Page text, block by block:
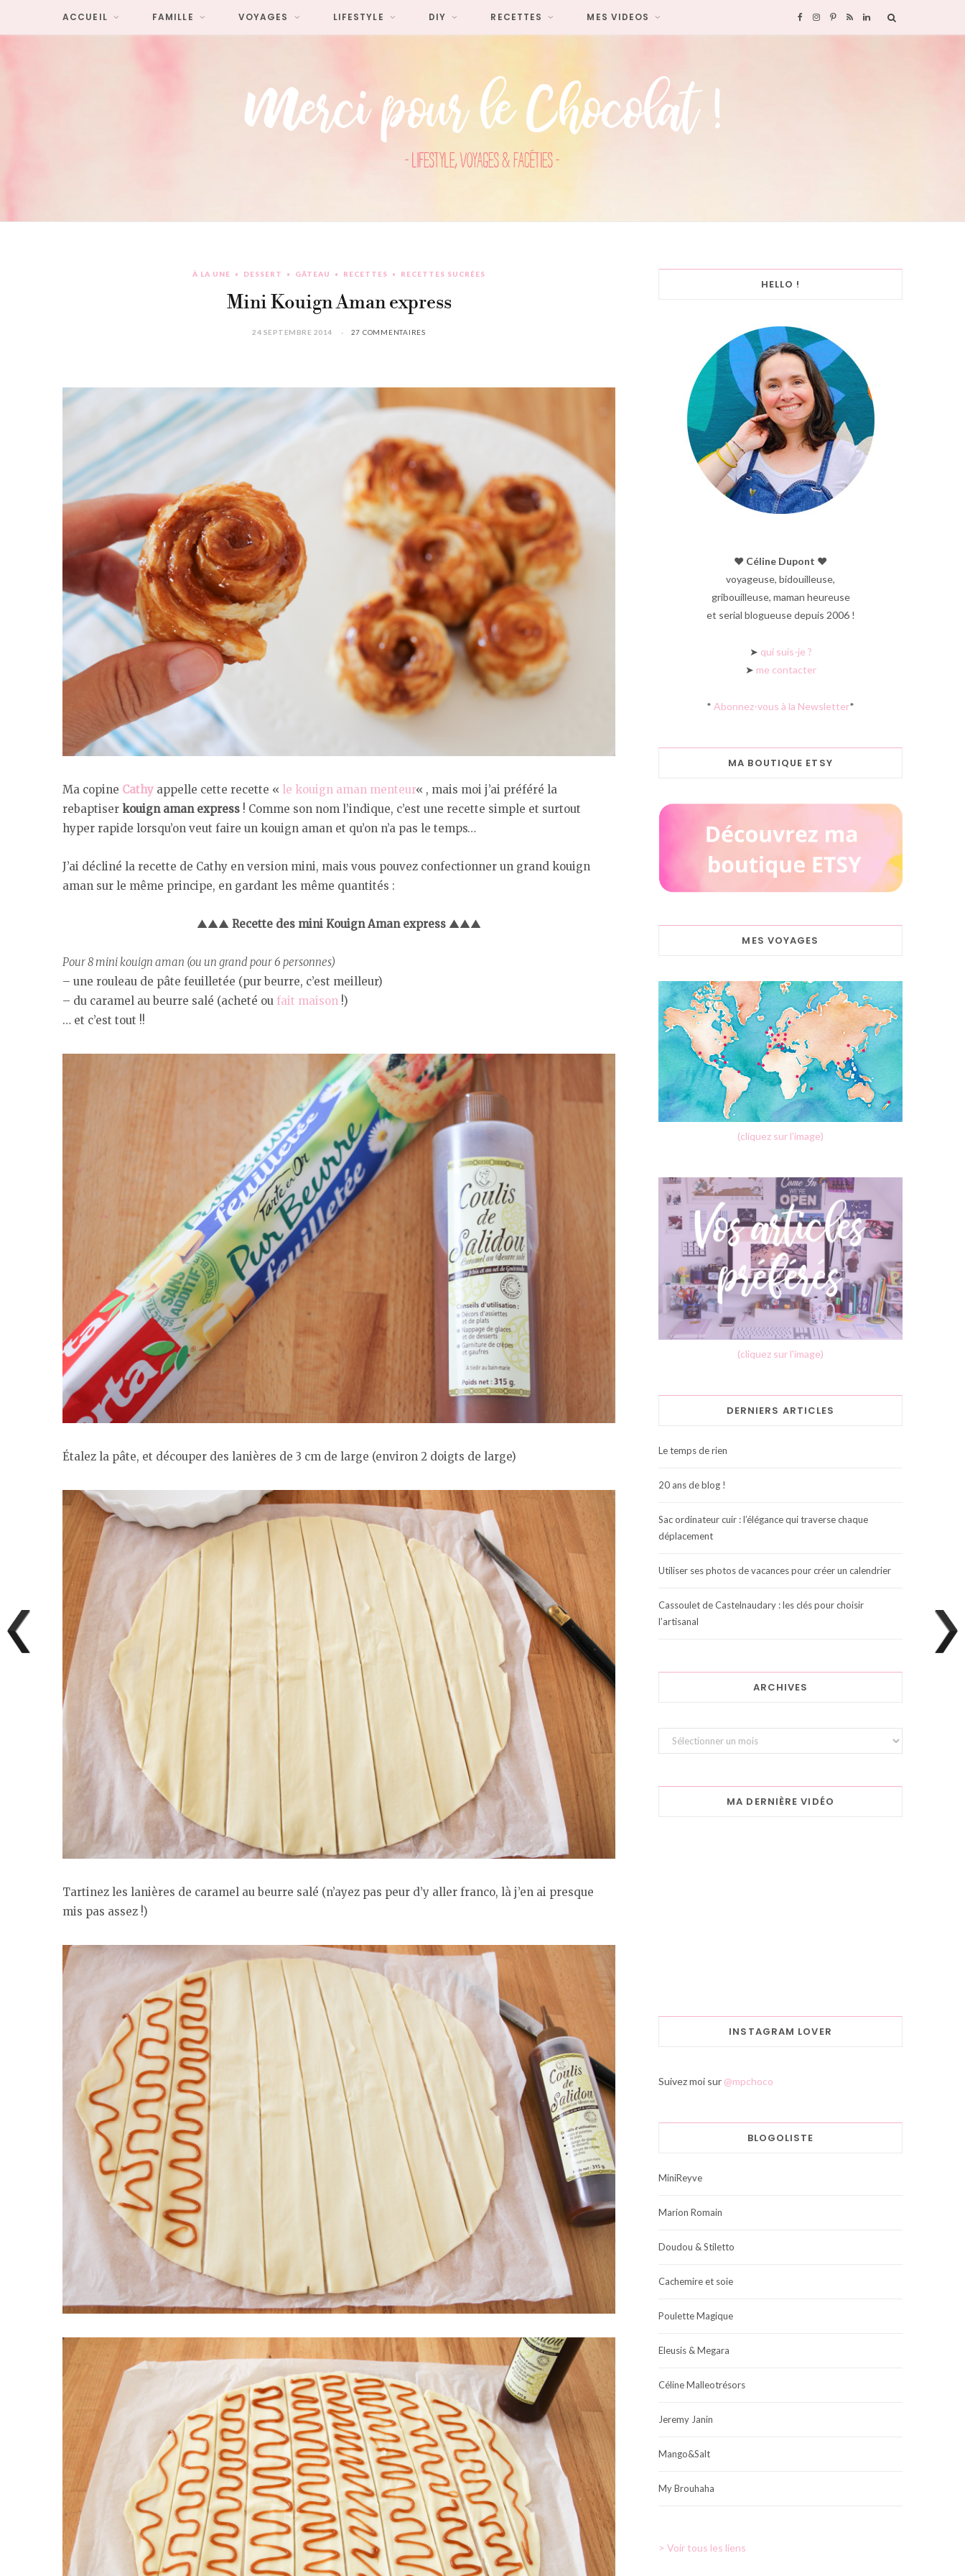
F
o
I
r
P
e
R L
I
ACCUEIL FAMILLE VOYAGES LIFESTYLE DIY RECETTES MES VIDEOS
À LA UNE DESSERT GÂTEAU RECETTES RECETTES SUCRÉES
Mini Kouign Aman express
24 SEPTEMBRE 2014 27 COMMENTAIRES
Ma copine Cathy appelle cette recette « le kouign aman menteur« , mais moi j’ai préféré la
rebaptiser kouign aman express ! Comme son nom l’indique, c’est une recette simple et surtout
hyper rapide lorsqu’on veut faire un kouign aman et qu’on n’a pas le temps…
J’ai décliné la recette de Cathy en version mini, mais vous pouvez confectionner un grand kouign
aman sur le même principe, en gardant les même quantités :
▲▲▲ Recette des mini Kouign Aman express ▲▲▲
Pour 8 mini kouign aman (ou un grand pour 6 personnes)
– une rouleau de pâte feuilletée (pur beurre, c’est meilleur)
– du caramel au beurre salé (acheté ou fait maison !)
… et c’est tout !!
Étalez la pâte, et découper des lanières de 3 cm de large (environ 2 doigts de large)
Tartinez les lanières de caramel au beurre salé (n’ayez pas peur d’y aller franco, là j’en ai presque
mis pas assez !)
HELLO !
♥︎ Céline Dupont ♥︎
voyageuse, bidouilleuse,
gribouilleuse, maman heureuse
et serial blogueuse depuis 2006 !
➤ qui suis-je ?
➤ me contacter
* Abonnez-vous à la Newsletter*
MA BOUTIQUE ETSY
MES VOYAGES
(cliquez sur l'image)
(cliquez sur l'image)
DERNIERS ARTICLES
Le temps de rien
20 ans de blog !
Sac ordinateur cuir : l’élégance qui traverse chaque
déplacement
Utiliser ses photos de vacances pour créer un calendrier
Cassoulet de Castelnaudary : les clés pour choisir
l’artisanal
ARCHIVES
Archives
MA DERNIÈRE VIDÉO
INSTAGRAM LOVER
Suivez moi sur @mpchoco
BLOGOLISTE
MiniReyve
Marion Romain
Doudou & Stiletto
Cachemire et soie
Poulette Magique
Eleusis & Megara
Céline Malleotrésors
Jeremy Janin
Mango&Salt
My Brouhaha
> Voir tous les liens